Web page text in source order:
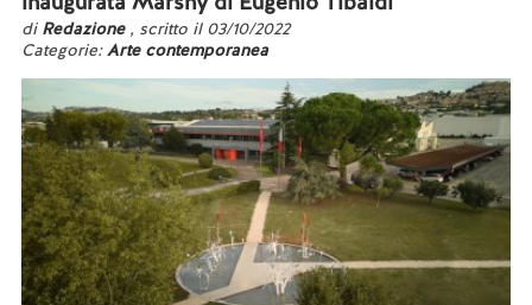
di Redazione , scritto il 03/10/2022
Categorie:Arte contemporanea